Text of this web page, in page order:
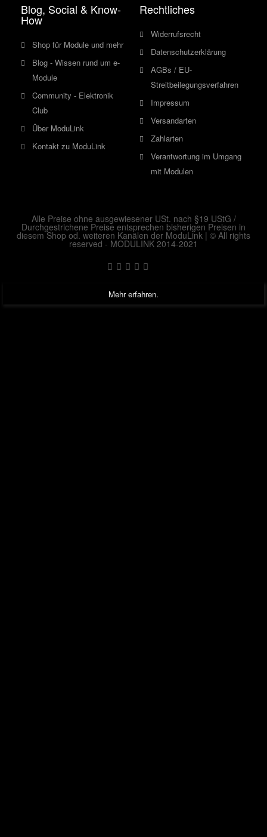
Blog, Social & Know-
How
Shop für Module und mehr
Blog - Wissen rund um e-
Module
Community - Elektronik
Club
Über ModuLink
Kontakt zu ModuLink
Rechtliches
Widerrufsrecht
Datenschutzerklärung
AGBs / EU-
Streitbeilegungsverfahren
Impressum
Versandarten
Zahlarten
Verantwortung im Umgang
mit Modulen
Alle Preise ohne ausgewiesener USt. nach §19 UStG /
Durchgestrichene Preise entsprechen bisherigen Preisen in
diesem Shop od. weiteren Kanälen der ModuLink | © All rights
reserved - MODULINK 2014-2021
Mehr erfahren.